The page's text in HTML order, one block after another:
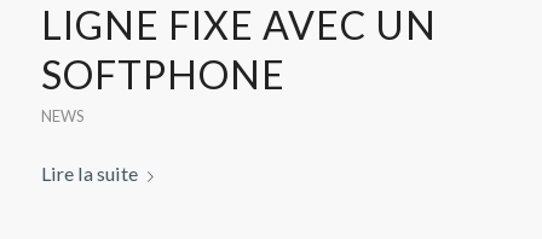
LIGNE FIXE AVEC UN
SOFTPHONE
NEWS
Lire la suite